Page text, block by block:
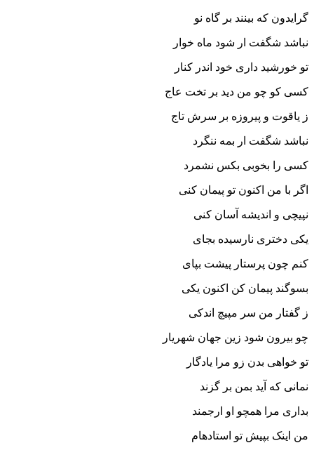
گرایدون که بینند بر گاه نو
نباشد شگفت ار شود ماه خوار
تو خورشید دارى خود اندر کنار
کسى کو چو من دید بر تخت عاج
ز یاقوت و پیروزه بر سرش تاج‏
نباشد شگفت ار بمه ننگرد
کسى را بخوبى بکس نشمرد
اگر با من اکنون تو پیمان کنى
نپیچى و اندیشه آسان کنى‏
یکى دخترى نارسیده بجاى
کنم چون پرستار پیشت بپاى‏
بسوگند پیمان کن اکنون یکى
ز گفتار من سر مپیچ اندکى‏
چو بیرون شود زین جهان شهریار
تو خواهى بدن زو مرا یادگار
نمانى که آید بمن بر گزند
بدارى مرا همچو او ارجمند
من اینک بپیش تو استاده‏ام